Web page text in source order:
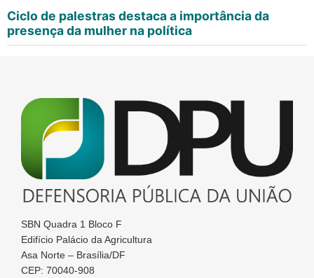
Ciclo de palestras destaca a importância da
presença da mulher na política
SBN Quadra 1 Bloco F
Edifício Palácio da Agricultura
Asa Norte – Brasília/DF
CEP: 70040-908